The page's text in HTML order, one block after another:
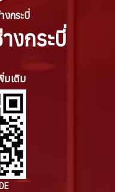
งกระบี่
งกระบี่
มเติม